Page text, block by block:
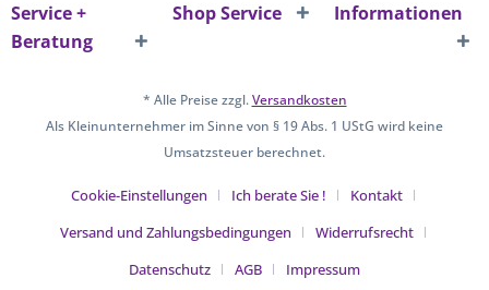
Service +
Beratung
Shop Service Informationen
* Alle Preise zzgl.Versandkosten
Als Kleinunternehmer im Sinne von § 19 Abs. 1 UStG wird keine
Umsatzsteuer berechnet.
Cookie-Einstellungen Ich berate Sie !
Kontakt
Versand und Zahlungsbedingungen
Widerrufsrecht
Datenschutz
AGB
Impressum